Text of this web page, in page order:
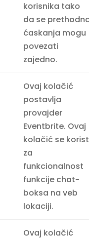
korisnika tako
da se
ćaskanja mogu
povezati
zajedno.
Ovaj kolačić
postavlja
provajder
Eventbrite. Ovaj
kolačić se
za
funkcionalnost
funkcije chat-
boksa na veb
lokaciji.
Ovaj kolačić